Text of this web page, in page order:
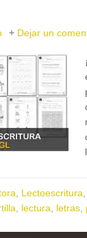
Dejar un
Lectoescritura
lectura letras